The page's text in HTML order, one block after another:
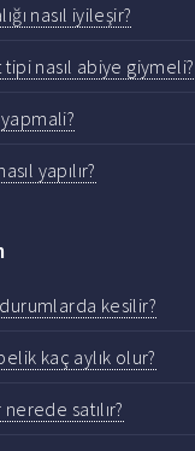
nasıl iyileşir?
nasıl abiye giymeli?
yapılır?
kesilir?
kaç aylık olur?
satılır?